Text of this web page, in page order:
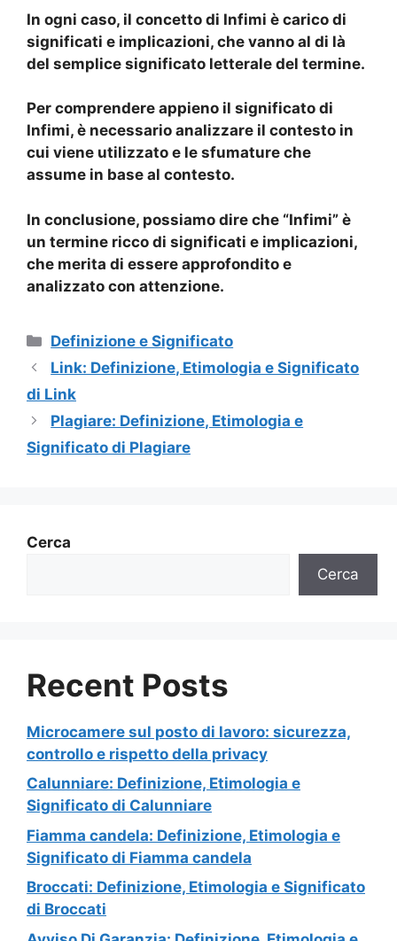
In ogni caso, il concetto di Infimi è carico di
significati e implicazioni, che vanno al di là
del semplice significato letterale del termine.
Per comprendere appieno il significato di
Infimi, è necessario analizzare il contesto in
cui viene utilizzato e le sfumature che
assume in base al contesto.
In conclusione, possiamo dire che “Infimi” è
un termine ricco di significati e implicazioni,
che merita di essere approfondito e
analizzato con attenzione.
Categorie
Definizione e Significato
Link: Definizione, Etimologia e Significato
di Link
Plagiare: Definizione, Etimologia e
Significato di Plagiare
Cerca
Cerca
Recent Posts
Microcamere sul posto di lavoro: sicurezza,
controllo e rispetto della privacy
Calunniare: Definizione, Etimologia e
Significato di Calunniare
Fiamma candela: Definizione, Etimologia e
Significato di Fiamma candela
Broccati: Definizione, Etimologia e Significato
di Broccati